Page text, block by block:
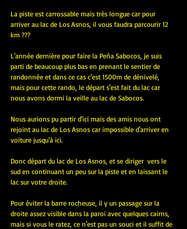
La piste est carrossable mais très longue car pour
arriver au lac de Los Asnos, il vous faudra parcourir 12
km ???
L'année dernière pour faire la Peña Sabocos, je suis
parti de beaucoup plus bas en prenant le sentier de
randonnée et dans ce cas c'est 1500m de dénivelé,
mais pour cette rando, le départ s'est fait du lac car
nous avons dormi la veille au lac de Sabocos.
Nous aurions pu partir d'ici mais des amis nous ont
rejoint au lac de Los Asnos car impossible d'arriver en
voiture jusqu'à ici.
Donc départ du lac de Los Asnos, et se diriger  vers le
sud en continuant un peu sur la piste et en laissant le
lac sur votre droite.
Pour éviter la barre rocheuse, il y un passage sur la
droite assez visible dans la paroi avec quelques cairns,
mais si vous le ratez, ce n'est pas un souci et il suffit de